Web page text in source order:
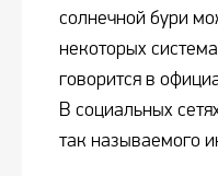
солнечной бури
некоторых
говорится в
В социальных
так называемого